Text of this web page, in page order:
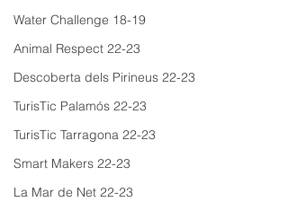
Water Challenge 18-19
Animal Respect 22-23
Descoberta dels Pirineus 22-23
TurisTic Palamós 22-23
TurisTic Tarragona 22-23
Smart Makers 22-23
La Mar de Net 22-23